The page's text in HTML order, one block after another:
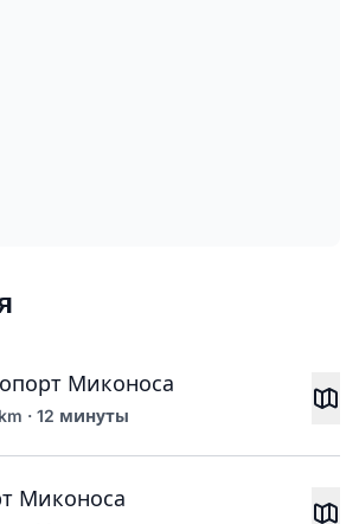
Миконоса
· 12 минуты
Миконоса